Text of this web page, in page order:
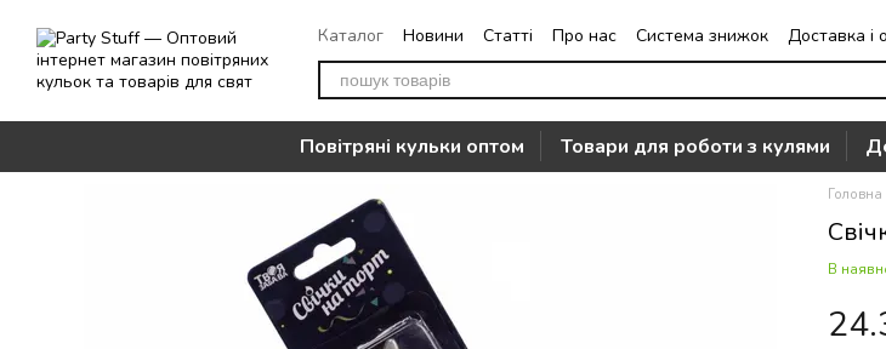
Каталог Новини Статті Про нас Система знижок
Доставка і
Повернення
Контакти Часто задавані питання Відгуки про
Повітряні кульки оптом Товари для роботи з кулями
Головна
В